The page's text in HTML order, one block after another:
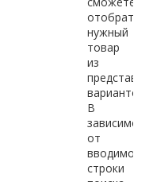
отобрать
нужный
товар
из
вариантов.
В
от
вводимой
строки